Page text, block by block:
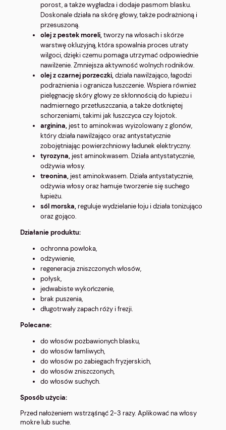
porost, a także wygładza i dodaje pasmom blasku.
Doskonale działa na skórę głowy, także podrażnioną i
przesuszoną.
olej z pestek moreli,tworzy na włosach i skórze
warstwę okluzyjną, która spowalnia proces utraty
wilgoci, dzięki czemu pomaga utrzymać odpowiednie
nawilżenie. Zmniejsza aktywność wolnych rodników.
olej z czarnej porzeczki,działa nawilżająco, łagodzi
podrażnienia i ogranicza łuszczenie. Wspiera również
pielęgnację skóry głowy ze skłonnością do łupieżu i
nadmiernego przetłuszczania, a także dotkniętej
schorzeniami, takimi jak łuszczyca czy łojotok.
arginina, jest to aminokwas wyizolowany z glonów,
który działa nawilżająco oraz antystatycznie
zobojętniając powierzchniowy ładunek elektryczny.
tyrozyna, jest aminokwasem. Działa antystatycznie,
odżywia włosy.
treonina, jest aminokwasem. Działa antystatycznie,
odżywia włosy oraz hamuje tworzenie się suchego
łupieżu.
sól morska,reguluje wydzielanie łoju i działa tonizująco
oraz gojąco.
Działanie produktu:
ochronna powłoka,
odżywienie,
regeneracja zniszczonych włosów,
połysk,
jedwabiste wykończenie,
brak puszenia,
długotrwały zapach róży i frezji.
Polecane:
do włosów pozbawionych blasku,
do włosów łamliwych,
do włosów po zabiegach fryzjerskich,
do włosów zniszczonych,
do włosów suchych.
Sposób użycia:
Przed nałożeniem wstrząśnąć 2-3 razy. Aplikować na włosy
mokre lub suche.